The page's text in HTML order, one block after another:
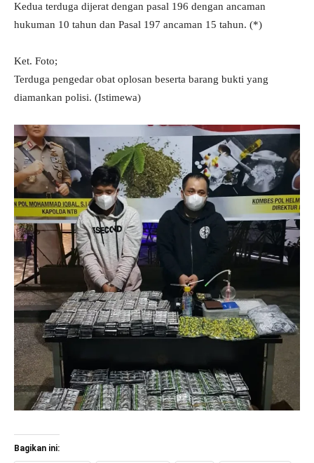
Kedua terduga dijerat dengan pasal 196 dengan ancaman
hukuman 10 tahun dan Pasal 197 ancaman 15 tahun. (*)
Ket. Foto;
Terduga pengedar obat oplosan beserta barang bukti yang
diamankan polisi. (Istimewa)
Bagikan ini: